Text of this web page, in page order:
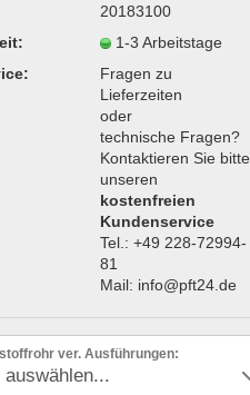
20183100
1-3 Arbeitstage
Fragen zu
Lieferzeiten
oder
technische Fragen?
Kontaktieren Sie bitte
unseren
kostenfreien
Kundenservice
Tel.: +49 228-72994-
81
Mail: info@pft24.de
ver. Ausführungen: